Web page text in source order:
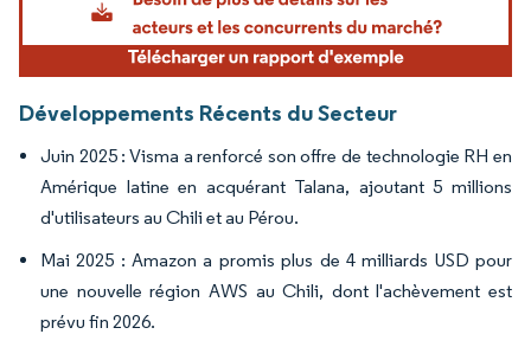
Développements Récents du Secteur
Juin 2025 : Visma a renforcé son offre de technologie RH en
Amérique latine en acquérant Talana, ajoutant 5 millions
d'utilisateurs au Chili et au Pérou.
Mai 2025 : Amazon a promis plus de 4 milliards USD pour
une nouvelle région AWS au Chili, dont l'achèvement est
prévu fin 2026.